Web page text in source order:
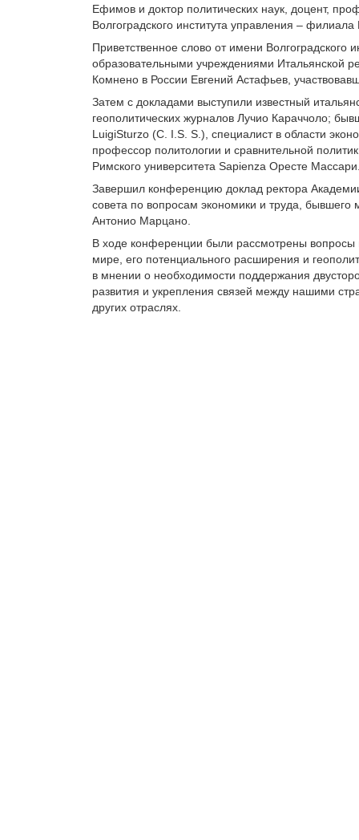
Ефимов и доктор политических наук, доцент,
Волгоградского института управления –
Приветственное слово от имени Волгоградского
образовательными учреждениями Итальянской
Комнено в России Евгений Астафьев,
Затем с докладами выступили известный
геополитических журналов Лучио Караччоло;
LuigiSturzo (C. I.S. S.), специалист в области
профессор политологии и сравнительной
Римского университета Sapienza Оресте
Завершил конференцию доклад ректора
совета по вопросам экономики и труда, бывшего
Антонио Марцано.
В ходе конференции были рассмотрены
мире, его потенциального расширения и
в мнении о необходимости поддержания
развития и укрепления связей между нашими
других отраслях.